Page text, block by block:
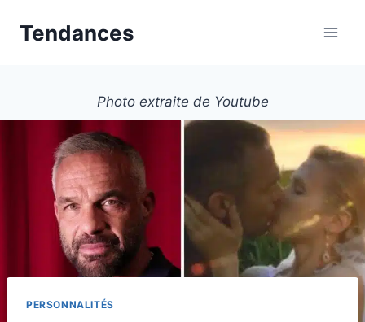
Tendances
Photo extraite de Youtube
PERSONNALITÉS